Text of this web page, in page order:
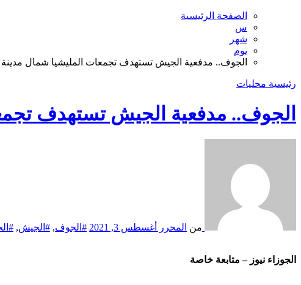
الصفحة الرئيسية
س
شهر
يوم
الجوف.. مدفعية الجيش تستهدف تجمعات المليشيا شمال مدينة
رئيسية محليات
الجوف.. مدفعية الجيش تستهدف
من المحرر أغسطس 3, 2021 #الجوف, #الجيش,
الجوزاء نيوز – متابعة خاصة